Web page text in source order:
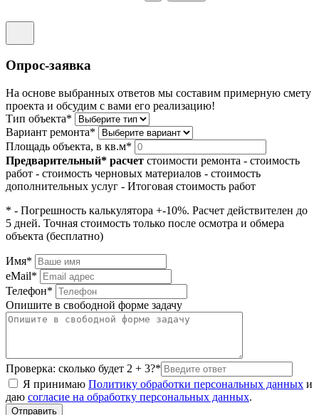
Опрос-заявка
На основе выбранных ответов мы составим примерную смету
проекта и обсудим с вами его реализацию!
Тип объекта*
Вариант ремонта*
Площадь объекта, в кв.м*
Предварительный* расчет стоимости ремонта - стоимость
работ - стоимость черновых материалов - стоимость
дополнительных услуг - Итоговая стоимость работ
* - Погрешность калькулятора +-10%. Расчет действителен до
5 дней. Точная стоимость только после осмотра и обмера
объекта (бесплатно)
Имя*
eMail*
Телефон*
Опишите в свободной форме задачу
Проверка: сколько будет 2 + 3?*
Я принимаю Политику обработки персональных данных и
даю согласие на обработку персональных данных.